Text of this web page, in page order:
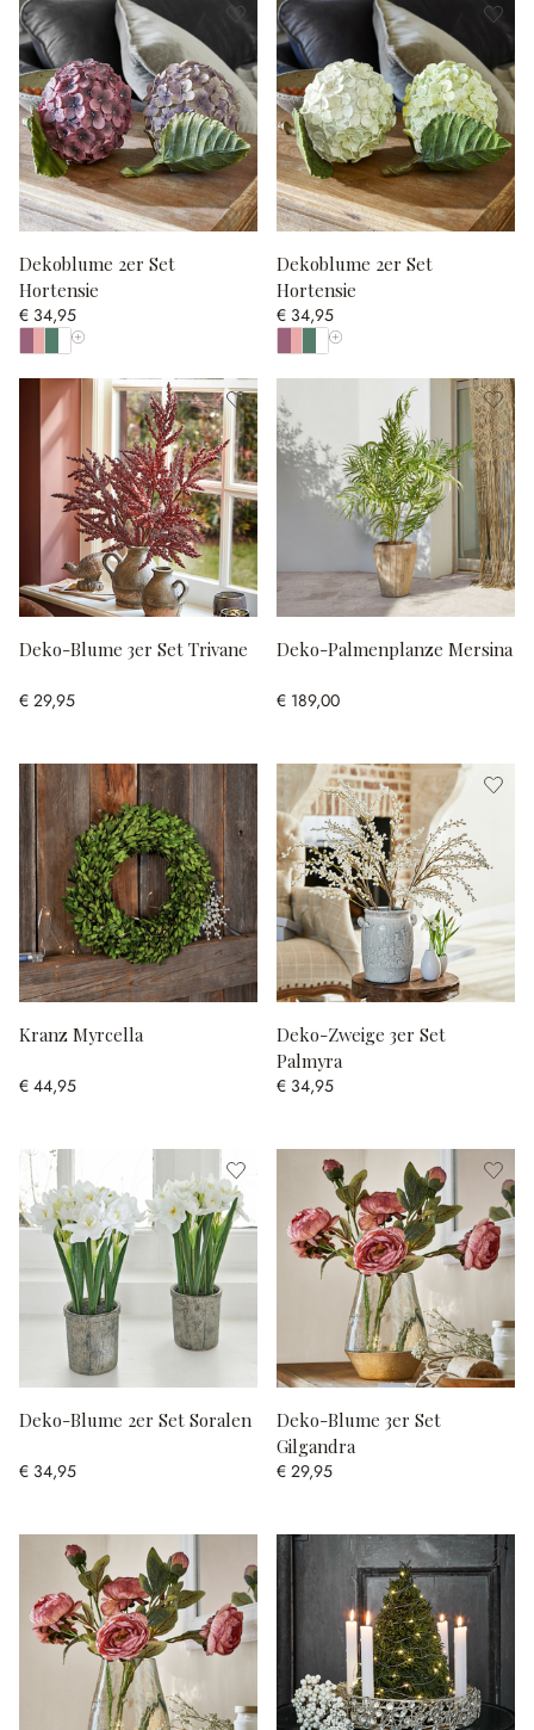
Dekoblume 2er Set
Hortensie
€ 34,95
Alle Farben anzeigen
Dekoblume 2er Set
Hortensie
€ 34,95
Alle Farben anzeigen
Deko-Blume 3er Set Trivane
€ 29,95
Deko-Palmenplanze Mersina
€ 189,00
Kranz Myrcella
€ 44,95
Deko-Zweige 3er Set
Palmyra
€ 34,95
Deko-Blume 2er Set Soralen
€ 34,95
Deko-Blume 3er Set
Gilgandra
€ 29,95